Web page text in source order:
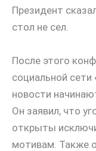
Президент
стол не сел.
После этого
социальной сети
новости
Он заявил, что
открыты
мотивам. Также